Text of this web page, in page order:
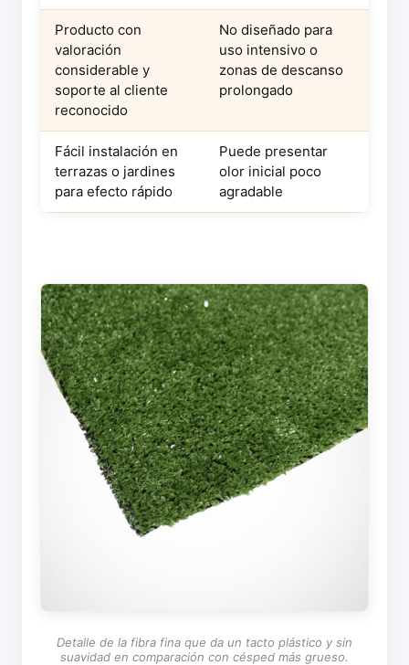
Producto con
valoración
considerable y
soporte al cliente
reconocido
No diseñado para
uso intensivo o
zonas de descanso
prolongado
Fácil instalación en
terrazas o jardines
para efecto rápido
Puede presentar
olor inicial poco
agradable
Detalle de la fibra fina que da un tacto plástico y sin
suavidad en comparación con césped más grueso.